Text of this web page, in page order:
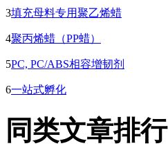
3填充母料专用聚乙烯蜡
4聚丙烯蜡（PP蜡）
5PC, PC/ABS相容增韧剂
6一站式孵化
同类文章排行